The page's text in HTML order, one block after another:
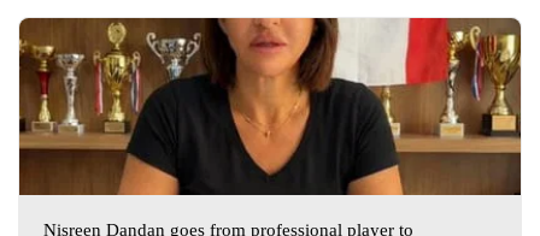
Nisreen Dandan goes from professional player to